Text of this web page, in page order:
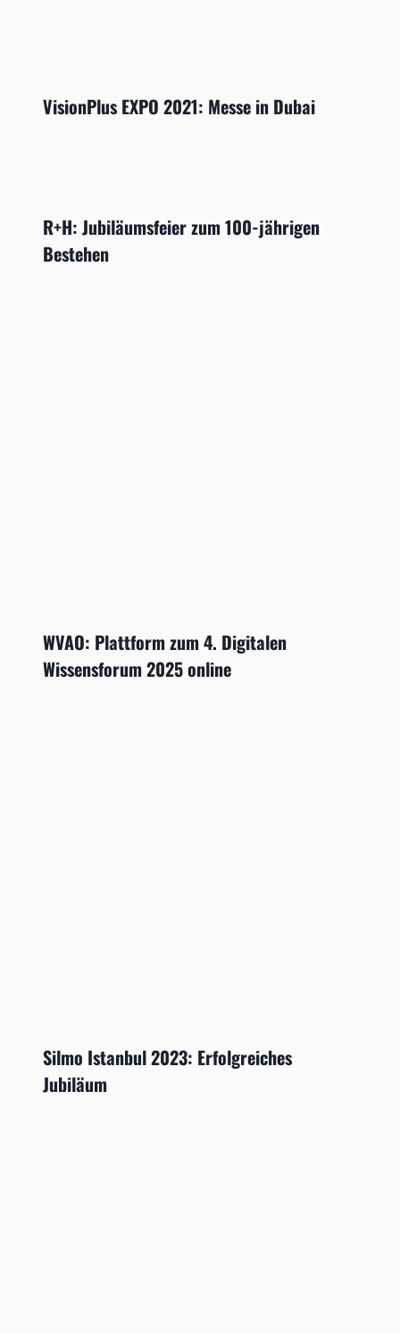
VisionPlus EXPO 2021: Messe in Dubai
R+H: Jubiläumsfeier zum 100-jährigen
Bestehen
WVAO: Plattform zum 4. Digitalen
Wissensforum 2025 online
Silmo Istanbul 2023: Erfolgreiches
Jubiläum